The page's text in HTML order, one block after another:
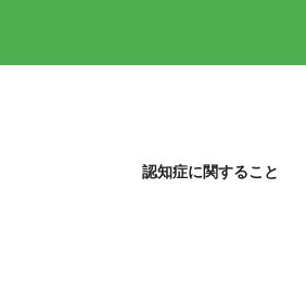
認知症に関すること